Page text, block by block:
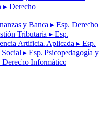
▸ Derecho
y Banca ▸ Esp. Derecho
Tributaria ▸ Esp.
Artificial Aplicada ▸ Esp.
Social ▸ Esp. Psicopedagogía y
Derecho Informático